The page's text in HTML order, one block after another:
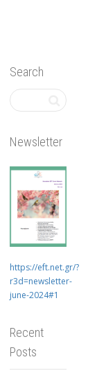
Search
Newsletter
https://eft.net.gr/?
r3d=newsletter-
june-2024#1
Recent
Posts